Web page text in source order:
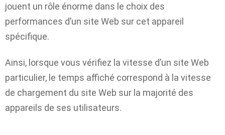
jouent un rôle énorme dans le choix des
performances d’un site Web sur cet appareil
spécifique.
Ainsi, lorsque vous vérifiez la vitesse d’un site Web
particulier, le temps affiché correspond à la vitesse
de chargement du site Web sur la majorité des
appareils de ses utilisateurs.